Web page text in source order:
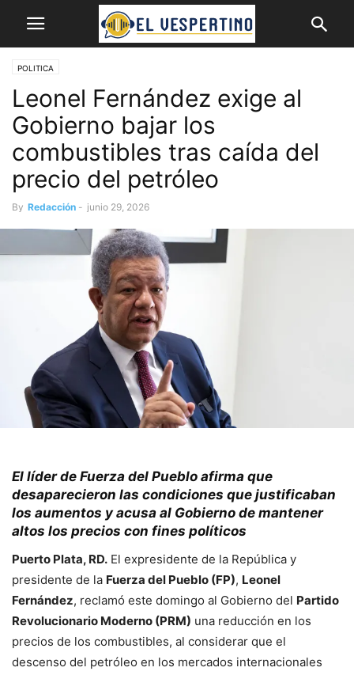
POLITICA
Leonel Fernández exige al
Gobierno bajar los
combustibles tras caída del
precio del petróleo
By Redacción - junio 29, 2026
El líder de Fuerza del Pueblo afirma que
desaparecieron las condiciones que justificaban
los aumentos y acusa al Gobierno de mantener
altos los precios con fines políticos
Puerto Plata, RD. El expresidente de la República y
presidente de la Fuerza del Pueblo (FP), Leonel
Fernández, reclamó este domingo al Gobierno del Partido
Revolucionario Moderno (PRM) una reducción en los
precios de los combustibles, al considerar que el
descenso del petróleo en los mercados internacionales